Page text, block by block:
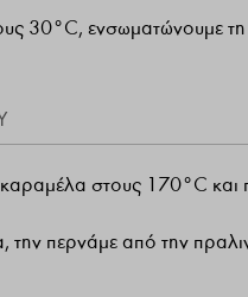
30°C, ενσωματώνουμε τη
καραμέλα στους 170°C
περνάμε από την